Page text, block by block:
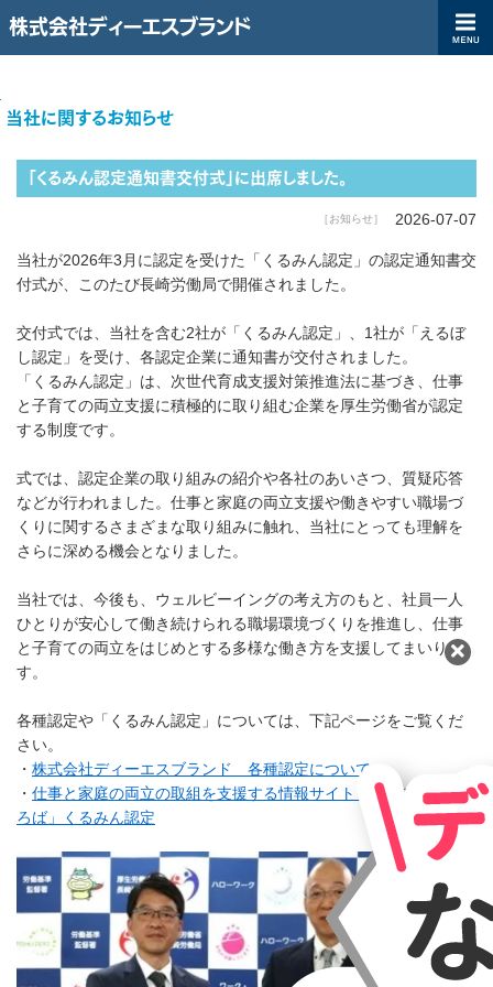
株式会社ディーエスブランド
TOP
当社に関するお知らせ
「くるみん認定通知書交付式」に出席しました。
［お知らせ］ 2026-07-07
当社が2026年3月に認定を受けた「くるみん認定」の認定通知書交
付式が、このたび長崎労働局で開催されました。
交付式では、当社を含む2社が「くるみん認定」、1社が「えるぼ
し認定」を受け、各認定企業に通知書が交付されました。
「くるみん認定」は、次世代育成支援対策推進法に基づき、仕事
と子育ての両立支援に積極的に取り組む企業を厚生労働省が認定
する制度です。
式では、認定企業の取り組みの紹介や各社のあいさつ、質疑応答
などが行われました。仕事と家庭の両立支援や働きやすい職場づ
くりに関するさまざまな取り組みに触れ、当社にとっても理解を
さらに深める機会となりました。
当社では、今後も、ウェルビーイングの考え方のもと、社員一人
ひとりが安心して働き続けられる職場環境づくりを推進し、仕事
と子育ての両立をはじめとする多様な働き方を支援してまいりま
す。
各種認定や「くるみん認定」については、下記ページをご覧くだ
さい。
・ 株式会社ディーエスブランド 各種認定について
・ 仕事と家庭の両立の取組を支援する情報サイト「両立支援のひ
ろば」くるみん認定